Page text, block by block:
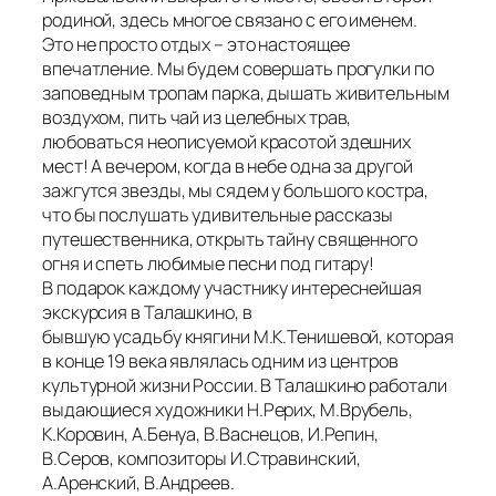
родиной, здесь многое связано с его именем.
Это не просто отдых – это настоящее
впечатление. Мы будем совершать прогулки по
заповедным тропам парка, дышать живительным
воздухом, пить чай из целебных трав,
любоваться неописуемой красотой здешних
мест! А вечером, когда в небе одна за другой
зажгутся звезды, мы сядем у большого костра,
что бы послушать удивительные рассказы
путешественника, открыть тайну священного
огня и спеть любимые песни под гитару!
В подарок каждому участнику интереснейшая
экскурсия в Талашкино, в
бывшую усадьбу княгини М.К.Тенишевой, которая
в конце 19 века являлась одним из центров
культурной жизни России. В Талашкино работали
выдающиеся художники Н.Рерих, М.Врубель,
К.Коровин, А.Бенуа, В.Васнецов, И.Репин,
В.Серов, композиторы И.Стравинский,
А.Аренский, В.Андреев.